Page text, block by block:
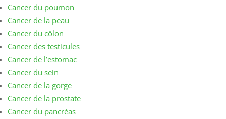
Cancer du poumon
Cancer de la peau
Cancer du côlon
Cancer des testicules
​​​​​​Cancer de l’estomac
Cancer du sein
Cancer de la gorge
Cancer de la prostate
​​​​​​Cancer du pancréas